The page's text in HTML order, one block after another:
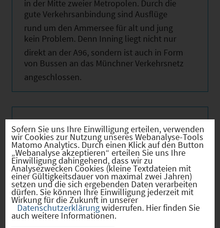
in der Mitte zweier Metropolen. Durch die
gute Verkehrsanbindung sind Ausflüge
rund um den Ammersee für alt und jung
kein Problem. Denn Inning liegt nicht nur
direkt an der A96, sondern ist auch in Form
von Bussen an das Münchner Verkehrsnetz
angeschlossen.
Hebesätze
Gewerbest
euerhebes
atz
2024 330
Hebesatz
der
Grundsteu
er B
2024 320
Sofern Sie uns Ihre Einwilligung erteilen, verwenden
wir Cookies zur Nutzung unseres Webanalyse-Tools
Matomo Analytics. Durch einen Klick auf den Button
„Webanalyse akzeptieren“ erteilen Sie uns Ihre
Einwilligung dahingehend, dass wir zu
Analysezwecken Cookies (kleine Textdateien mit
einer Gültigkeitsdauer von maximal zwei Jahren)
setzen und die sich ergebenden Daten verarbeiten
dürfen. Sie können Ihre Einwilligung jederzeit mit
Wirkung für die Zukunft in unserer
Datenschutzerklärungwiderrufen. Hier finden Sie
auch weitere Informationen.